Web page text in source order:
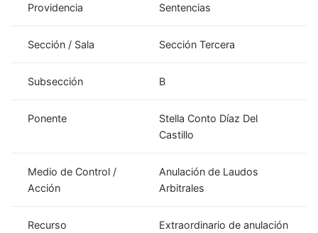
Providencia Sentencias
Sección / Sala Sección Tercera
Subsección B
Ponente
Stella Conto Díaz Del
Castillo
Medio de Control /
Acción
Anulación de Laudos
Arbitrales
Recurso
Extraordinario de anulación